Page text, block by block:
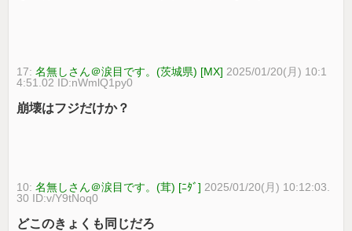
17:名無しさん＠涙目です。(茨城県) [MX] 2025/01/20(月) 10:1
4:51.02 ID:nWmlQ1py0
崩壊はフジだけか？
10:名無しさん＠涙目です。(茸) [ﾆﾀﾞ] 2025/01/20(月) 10:12:03.
30 ID:v/Y9tNoq0
どこのきょくも同じだろ